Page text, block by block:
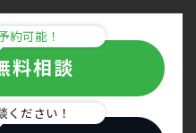
約可能！
料相談
ください！